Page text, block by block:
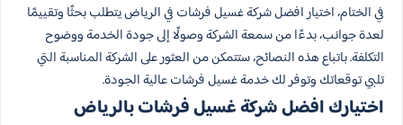
في الختام، اختيار افضل شركة غسيل فرشات في الرياض يتطلب بحثًا وتقييمًا
لعدة جوانب، بدءًا من سمعة الشركة وصولًا إلى جودة الخدمة ووضوح
التكلفة. باتباع هذه النصائح، ستتمكن من العثور على الشركة المناسبة التي
تلبي توقعاتك وتوفر لك خدمة غسيل فرشات عالية الجودة.
اختيارك افضل شركة غسيل فرشات بالرياض